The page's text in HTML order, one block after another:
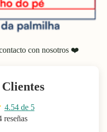
con nosotros ❤️
Clientes
4.54 de 5
reseñas